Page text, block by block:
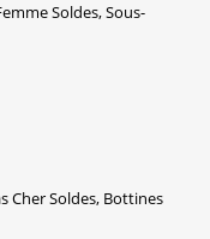
Soldes, Sous-
Cher Soldes, Bottines